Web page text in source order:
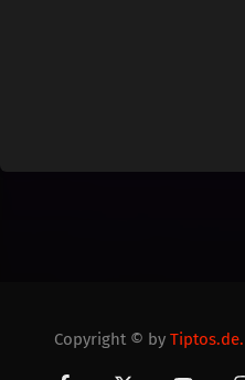
Copyright © by Tiptos.de.